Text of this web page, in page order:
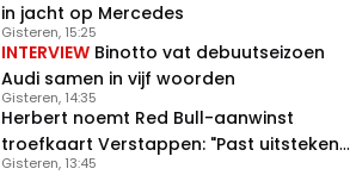
in jacht op Mercedes
INTERVIEW Binotto vat debuutseizoen
Audi samen in vijf woorden
Gisteren, 15:25
Herbert noemt Red Bull-aanwinst
troefkaart Verstappen: "Past uitstekend
bij Red Bull"
Gisteren, 14:35
Gisteren, 13:45